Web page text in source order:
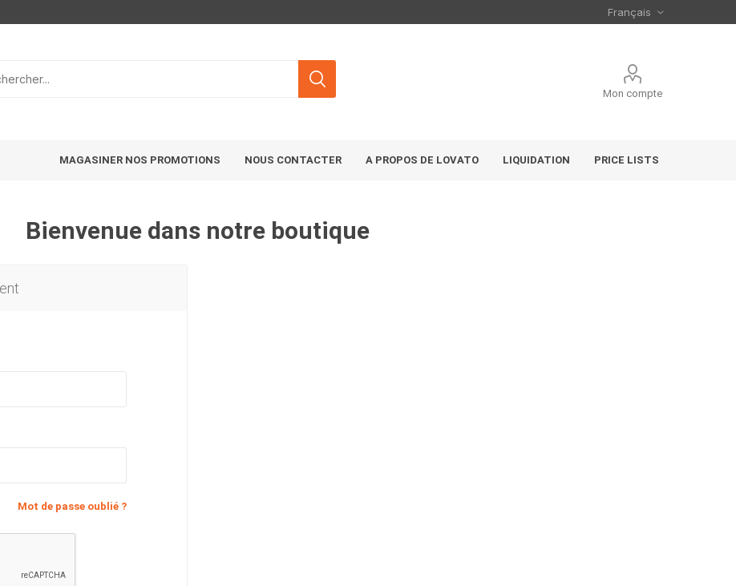
Mon compte
MAGASINER NOS PROMOTIONS NOUS CONTACTER A PROPOS DE LOVATO LIQUIDATION PRICE LISTS
Bienvenue dans notre boutique
Mot de passe oublié ?